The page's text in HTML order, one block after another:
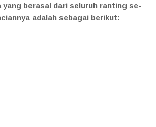
berasal dari seluruh ranting se-
adalah sebagai berikut: